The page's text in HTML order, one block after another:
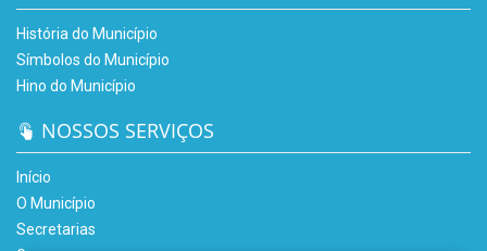
História do Município
Símbolos do Município
Hino do Município
NOSSOS SERVIÇOS
Início
O Município
Secretarias